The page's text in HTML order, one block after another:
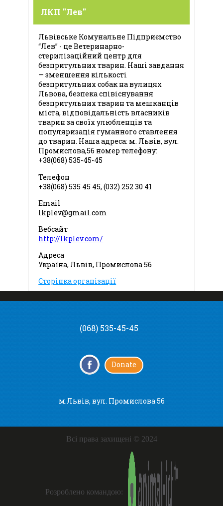
ЛКП "Лев"
Львівське Комунальне Підприємство
“Лев” - це Ветеринарно-
стерилізаційний центр для
безпритульних тварин. Наші завдання
— зменшення кількості
безпритульних собак на вулицях
Львова, безпека співіснування
безпритульних тварин та мешканців
міста, відповідальність власників
тварин за своїх улюбленців та
популяризація гуманного ставлення
до тварин. Наша адреса: м. Львів, вул.
Промислова,56 номер телефону:
+38(068) 535-45-45
Телефон
+38(068) 535 45 45, (032) 252 30 41
Email
lkplev@gmail.com
Вебсайт
http://lkplev.com/
Адреса
Україна, Львів, Промислова 56
Сторінка організації
(068) 535-45-45
Donate
м.Львів, вул. Промислова 56
Всі права захищені © 2024
Розроблено командою: